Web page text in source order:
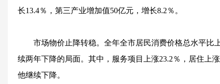
长13.4％，第三产业增加值50亿元，增长8.2％。
市场物价止降转稳。全年全市居民消费价格总水平比
续两年下降的局面。其中，服务项目上涨23.2％，居住上
他继续下降。